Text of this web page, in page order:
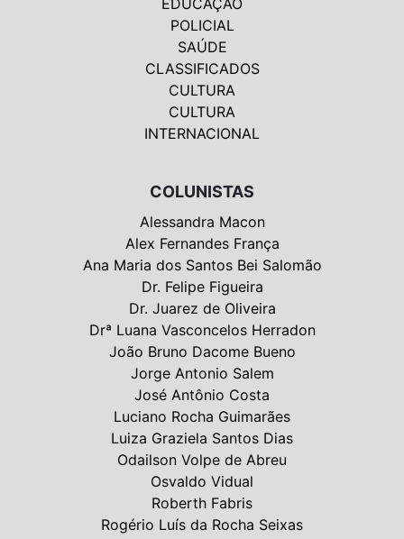
EDUCAÇÃO
POLICIAL
SAÚDE
CLASSIFICADOS
CULTURA
CULTURA
INTERNACIONAL
COLUNISTAS
Alessandra Macon
Alex Fernandes França
Ana Maria dos Santos Bei Salomão
Dr. Felipe Figueira
Dr. Juarez de Oliveira
Drª Luana Vasconcelos Herradon
João Bruno Dacome Bueno
Jorge Antonio Salem
José Antônio Costa
Luciano Rocha Guimarães
Luiza Graziela Santos Dias
Odailson Volpe de Abreu
Osvaldo Vidual
Roberth Fabris
Rogério Luís da Rocha Seixas